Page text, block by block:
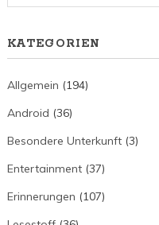
KATEGORIEN
Allgemein (194)
Android (36)
Besondere Unterkunft(3)
Entertainment(37)
Erinnerungen (107)